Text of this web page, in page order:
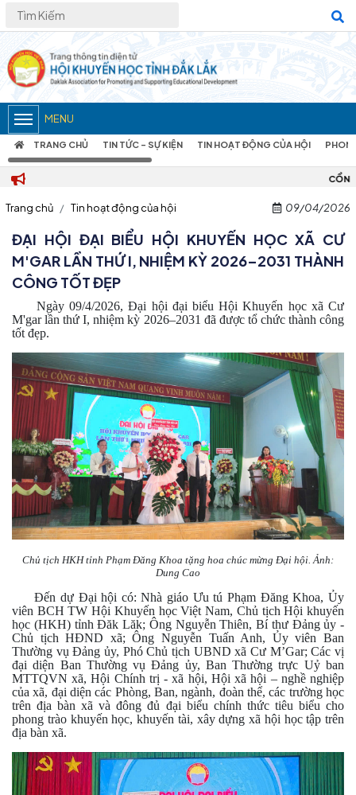
MENU
TRANG CHỦ TIN TỨC – SỰ KIỆN TIN HOẠT ĐỘNG CỦA HỘI
CỔNG THÔNG TIN ĐIỆN TỬ
Trang chủ Tin hoạt động của hội 09/04/2026
ĐẠI HỘI ĐẠI BIỂU HỘI KHUYẾN HỌC XÃ CƯ
M'GAR LẦN THỨ I, NHIỆM KỲ 2026–2031 THÀNH
CÔNG TỐT ĐẸP
Ngày 09/4/2026, Đại hội đại biểu Hội Khuyến học xã Cư
M'gar lần thứ I, nhiệm kỳ 2026–2031 đã được tổ chức thành công
tốt đẹp.
Chủ tịch HKH tỉnh Phạm Đăng Khoa tặng hoa chúc mừng Đại hội. Ảnh:
Dung Cao
Đến dự Đại hội có: Nhà giáo Ưu tú Phạm Đăng Khoa, Ủy
viên BCH TW Hội Khuyến học Việt Nam, Chủ tịch Hội khuyến
học (HKH) tỉnh Đăk Lăk; Ông Nguyễn Thiên, Bí thư Đảng ủy -
Chủ tịch HĐND xã; Ông Nguyễn Tuấn Anh, Ủy viên Ban
Thường vụ Đảng ủy, Phó Chủ tịch UBND xã Cư M’Gar; Các vị
đại diện Ban Thường vụ Đảng ủy, Ban Thường trực Uỷ ban
MTTQVN xã, Hội Chính trị - xã hội, Hội xã hội – nghề nghiệp
của xã, đại diện các Phòng, Ban, ngành, đoàn thể, các trường học
trên địa bàn xã và đông đủ đại biểu chính thức tiêu biểu cho
phong trào khuyến học, khuyến tài, xây dựng xã hội học tập trên
địa bàn xã.